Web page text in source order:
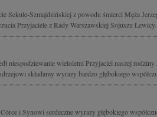
Sekule-Szmajdzińskiej z powodu śmierci Męża
Przyjaciele z Rady Warszawskiej Sojuszu
niespodziewanie wieloletni Przyjaciel naszej
składamy wyrazy bardzo głębokiego
i Synowi serdeczne wyrazy głębokiego